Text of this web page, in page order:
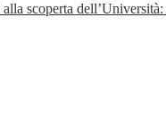
scoperta